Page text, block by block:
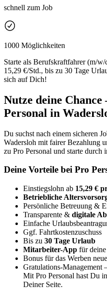
schnell zum Job
1000 Möglichkeiten
Starte als Berufskraftfahrer (m/
15,29 €/Std., bis zu 30 Tage
sich auf Dich!
Nutze deine
Personal in
Du suchst nach einem sicheren
Wadersloh mit fairer Bezahlung
zu Pro Personal und starte durch
Deine Vorteile bei Pro
Einstiegslohn ab 15,29 €
Betriebliche
Persönliche Betreuung &
Transparente & digitale
Einfache
Ggf. Fahrtkostenzuschuss
Bis zu 30 Tage Urlaub
Mitarbeiter-App für
Bonus für das Werben
Gratulations-Management
Mit Pro Personal hast Du
Deiner Seite.